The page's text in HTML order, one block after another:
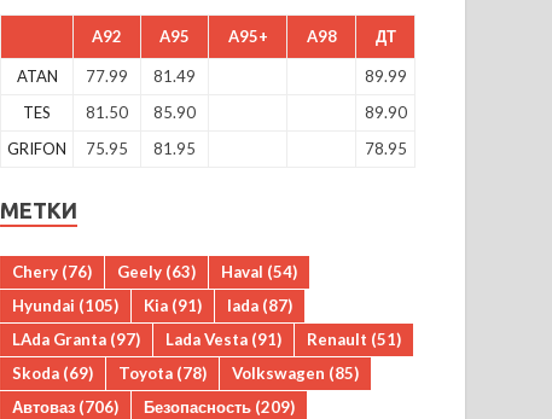
A92 A95 A95+ A98 ДТ
ATAN 77.99 81.49
89.99
TES
81.50 85.90
89.90
GRIFON
75.95 81.95 78.95
МЕТКИ
Chery (76) Geely (63) Haval (54)
Hyundai (105) Kia (91) lada (87)
LAda Granta (97) Lada Vesta (91) Renault (51)
Skoda (69) Toyota (78) Volkswagen (85)
Автоваз (706) Безопасность (209)